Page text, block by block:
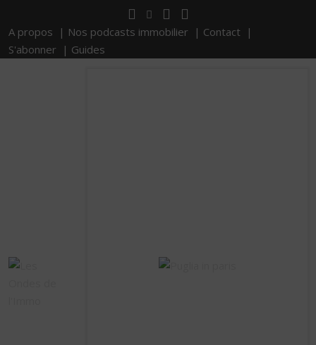
A propos | Nos podcasts immobilier | Contact |
S'abonner | Guides